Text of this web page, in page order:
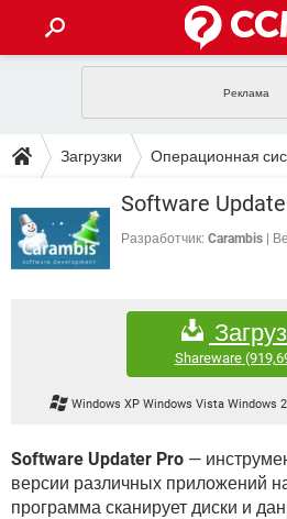
INSTAGRAM
ВКОНТАКТЕ
ПОЛЕЗНЫЕ СОВЕТЫ
TIKTOK
WHATSAPP
FACEBOOK
TIKTOK
ФОРУМ
WINDOWS 10
YANDEX
ЭНЦИКЛОПЕДИЯ
WINDOWS 10
Загрузки Операционная
Software
Разработчик: Carambis
Shareware
Windows XP Windows Vista Windows
Software Updater Pro —
версии различных приложений
программа сканирует диски и